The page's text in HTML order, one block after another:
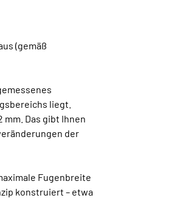
(gemäß
liegt.
Das gibt Ihnen
der
Fugenbreite
konstruiert – etwa